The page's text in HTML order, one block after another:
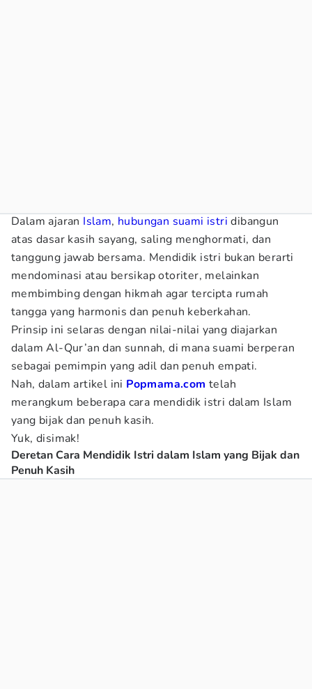
Dalam ajaran Islam, hubungan suami istri dibangun
atas dasar kasih sayang, saling menghormati, dan
tanggung jawab bersama. Mendidik istri bukan berarti
mendominasi atau bersikap otoriter, melainkan
membimbing dengan hikmah agar tercipta rumah
tangga yang harmonis dan penuh keberkahan.
Prinsip ini selaras dengan nilai-nilai yang diajarkan
dalam Al-Qur’an dan sunnah, di mana suami berperan
sebagai pemimpin yang adil dan penuh empati.
Nah, dalam artikel ini Popmama.com telah
merangkum beberapa cara mendidik istri dalam Islam
yang bijak dan penuh kasih.
Yuk, disimak!
Deretan Cara Mendidik Istri dalam Islam yang Bijak dan
Penuh Kasih